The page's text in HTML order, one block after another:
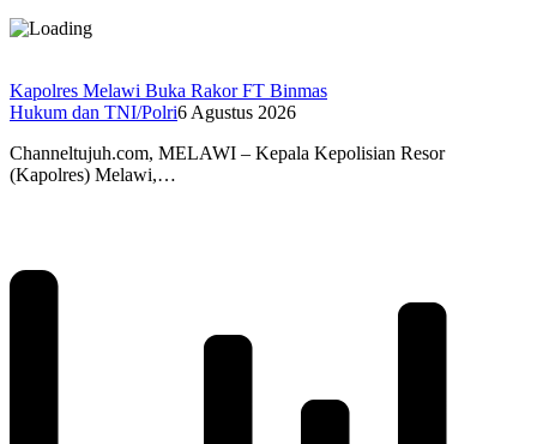
Kapolres Melawi Buka Rakor FT Binmas
Hukum dan TNI/Polri6 Agustus 2026
Channeltujuh.com, MELAWI – Kepala Kepolisian Resor
(Kapolres) Melawi,…